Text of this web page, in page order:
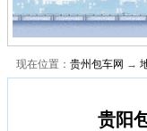
现在位置： 贵州包车网 →
贵阳